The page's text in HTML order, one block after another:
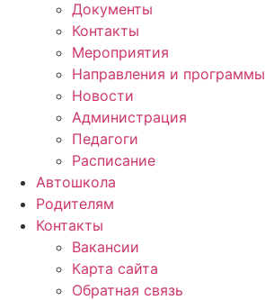
Документы
Контакты
Мероприятия
Направления и программы
Новости
Администрация
Педагоги
Расписание
Автошкола
Родителям
Контакты
Вакансии
Карта сайта
Обратная связь